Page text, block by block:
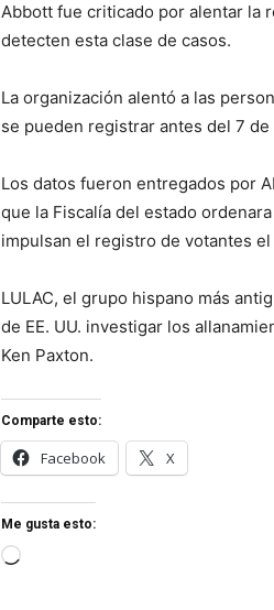
Abbott fue criticado por alentar la
detecten esta clase de casos.
La organización alentó a las
se pueden registrar antes del 7
Los datos fueron entregados por
que la Fiscalía del estado
impulsan el registro de votantes
LULAC, el grupo hispano más
de EE. UU. investigar los
Ken Paxton.
Comparte esto:
Facebook X
Me gusta esto:
Cargando...